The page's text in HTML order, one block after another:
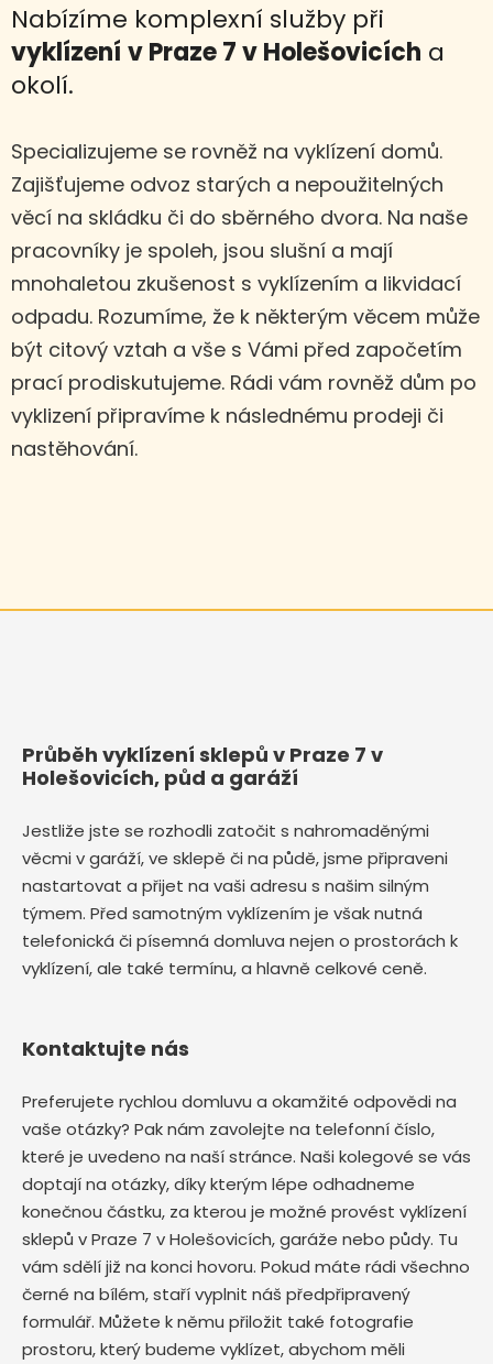
Nabízíme komplexní služby při
vyklízení v Praze 7 v Holešovicích a
okolí.
Specializujeme se rovněž na vyklízení domů.
Zajišťujeme odvoz starých a nepoužitelných
věcí na skládku či do sběrného dvora. Na naše
pracovníky je spoleh, jsou slušní a mají
mnohaletou zkušenost s vyklízením a likvidací
odpadu. Rozumíme, že k některým věcem může
být citový vztah a vše s Vámi před započetím
prací prodiskutujeme. Rádi vám rovněž dům po
vyklizení připravíme k následnému prodeji či
nastěhování.
Průběh vyklízení sklepů v Praze 7 v
Holešovicích, půd a garáží
Jestliže jste se rozhodli zatočit s nahromaděnými
věcmi v garáží, ve sklepě či na půdě, jsme připraveni
nastartovat a přijet na vaši adresu s našim silným
týmem. Před samotným vyklízením je však nutná
telefonická či písemná domluva nejen o prostorách k
vyklízení, ale také termínu, a hlavně celkové ceně.
Kontaktujte nás
Preferujete rychlou domluvu a okamžité odpovědi na
vaše otázky? Pak nám zavolejte na telefonní číslo,
které je uvedeno na naší stránce. Naši kolegové se vás
doptají na otázky, díky kterým lépe odhadneme
konečnou částku, za kterou je možné provést vyklízení
sklepů v Praze 7 v Holešovicích, garáže nebo půdy. Tu
vám sdělí již na konci hovoru. Pokud máte rádi všechno
černé na bílém, staří vyplnit náš předpřipravený
formulář. Můžete k němu přiložit také fotografie
prostoru, který budeme vyklízet, abychom měli